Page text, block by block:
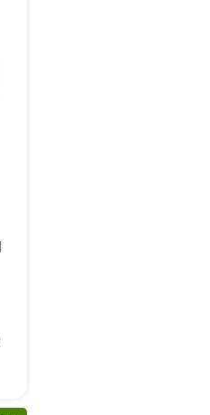
receber comunicações.
comprometida a proteger e respeitar sua
seus dados apenas para fins de
alterar suas preferências a qualquer